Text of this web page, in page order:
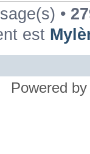
•
est
Powered by